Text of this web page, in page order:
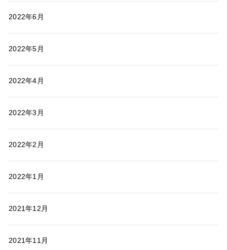
2022年6月
2022年5月
2022年4月
2022年3月
2022年2月
2022年1月
2021年12月
2021年11月